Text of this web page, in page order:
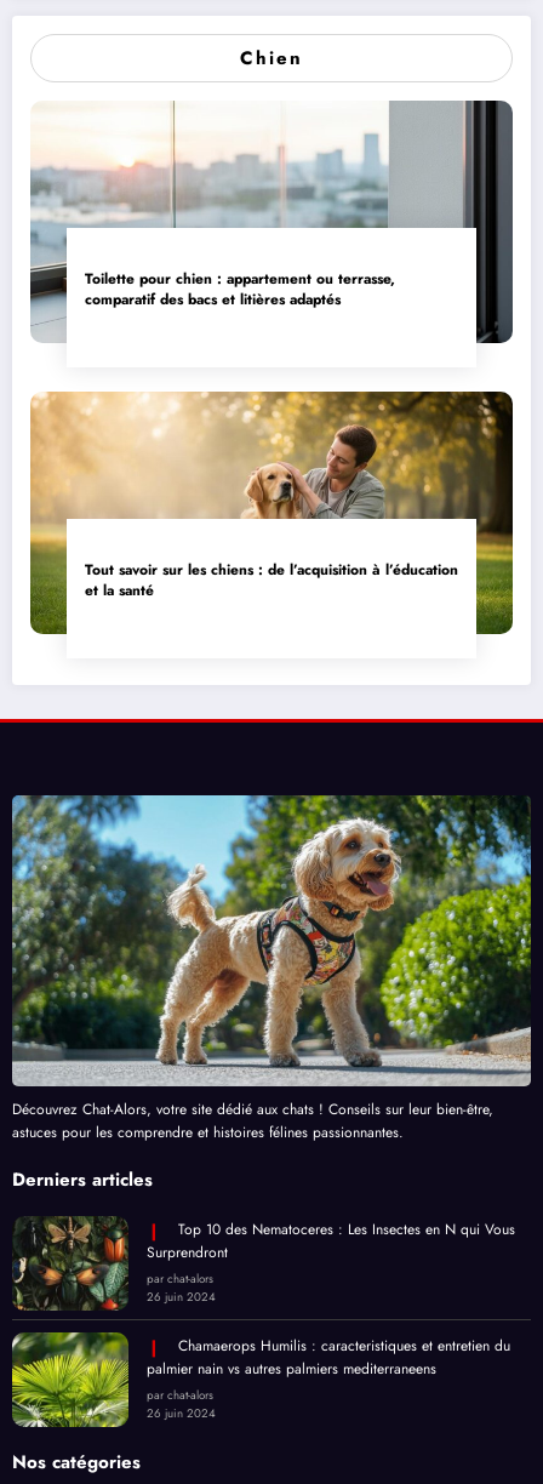
Chien
Toilette pour chien : appartement ou terrasse,
comparatif des bacs et litières adaptés
Tout savoir sur les chiens : de l’acquisition à l’éducation
et la santé
Découvrez Chat-Alors, votre site dédié aux chats ! Conseils sur leur bien-être,
astuces pour les comprendre et histoires félines passionnantes.
Derniers articles
Top 10 des Nematoceres : Les Insectes en N qui Vous
Surprendront
par chat-alors
26 juin 2024
Chamaerops Humilis : caracteristiques et entretien du
palmier nain vs autres palmiers mediterraneens
par chat-alors
26 juin 2024
Nos catégories